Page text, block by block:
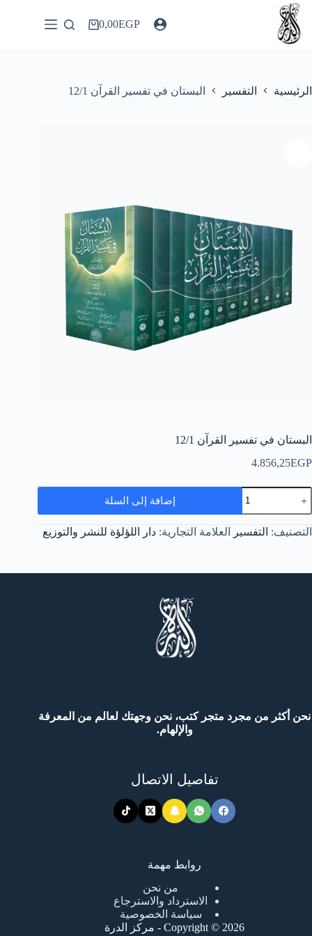
التجاوز
المحتوى
عربة0,00EGP
الرئيسية التفسير البستان في تفسير القرآن 12/1
البستان في تفسير القرآن 12/1
4.856,25EGP
كمية
البستان
في
تفسير
إضافة إلى السلة
التصنيف: التفسير العلامة التجارية: دار اللؤلؤة للنشر والتوزيع
نحن أكثر من مجرد متجر كتب، نحن وجهتك لعالم من المعرفة
والإلهام.
تفاصيل الاتصال
روابط مهمة
من نحن
الاسترداد والاسترجاع
سياسة الخصوصية
Copyright © 2026 - مركز الدرة